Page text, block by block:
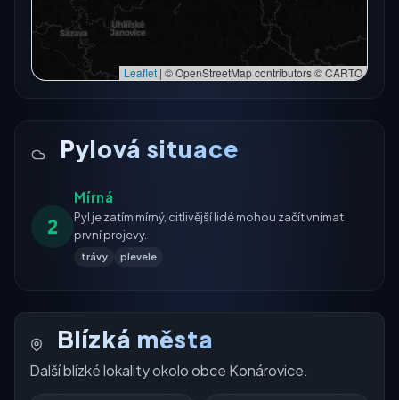
Leaflet | © OpenStreetMap contributors © CARTO
Pylová situace
2
Mírná
Pyl je zatím mírný, citlivější lidé mohou začít vnímat
první projevy.
trávy plevele
Blízká města
Další blízké lokality okolo obce Konárovice.